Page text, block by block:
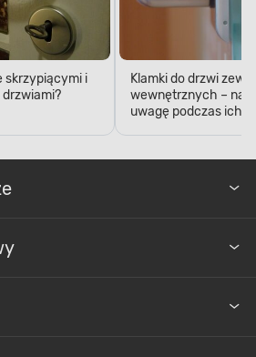
skrzypiącymi i
Klamki do drzwi
wewnętrznych – na
uwagę podczas ich